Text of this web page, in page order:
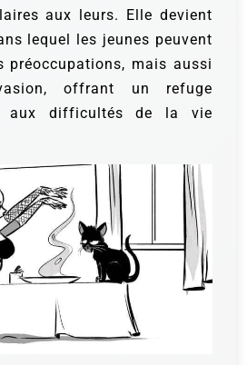
aux leurs. Elle devient
lequel les jeunes peuvent
préoccupations, mais aussi
offrant un refuge
aux difficultés de la vie